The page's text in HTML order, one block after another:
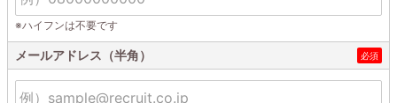
※ハイフンは不要です
メールアドレス（半角）